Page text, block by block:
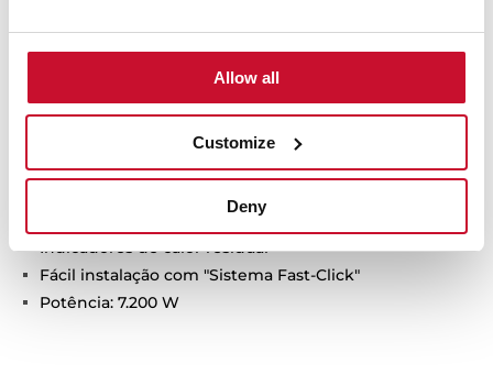
Allow all
Customize
Deny
2 flex Ø 228 x 184,5 mm + 1 Ø 215 mm + 1 Ø 150 mm
boiling, keep warm, grilling
Função limpeza
Função Stop & Go
Sistema de otimização de recipiente
Indicadores de calor residual
Fácil instalação com "Sistema Fast-Click"
Potência: 7.200 W